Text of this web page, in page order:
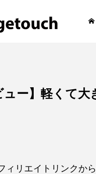
ュー】軽くて
ィリエイトリンクか